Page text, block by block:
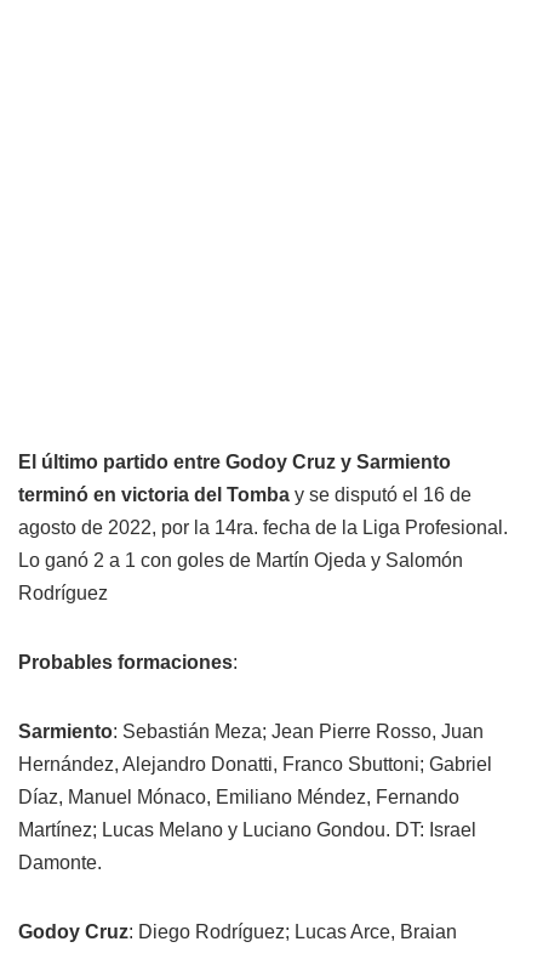
El último partido entre Godoy Cruz y Sarmiento
terminó en victoria del Tomba y se disputó el 16 de
agosto de 2022, por la 14ra. fecha de la Liga Profesional.
Lo ganó 2 a 1 con goles de Martín Ojeda y Salomón
Rodríguez
Probables formaciones:
Sarmiento: Sebastián Meza; Jean Pierre Rosso, Juan
Hernández, Alejandro Donatti, Franco Sbuttoni; Gabriel
Díaz, Manuel Mónaco, Emiliano Méndez, Fernando
Martínez; Lucas Melano y Luciano Gondou. DT: Israel
Damonte.
Godoy Cruz: Diego Rodríguez; Lucas Arce, Braian